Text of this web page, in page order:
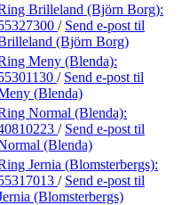
Brilleland (Björn Borg):
/ Send e-post til
(Björn Borg)
Meny (Blenda):
/ Send e-post til
(Blenda)
Normal (Blenda):
/ Send e-post til
(Blenda)
Jernia (Blomsterbergs):
/ Send e-post til
(Blomsterbergs)